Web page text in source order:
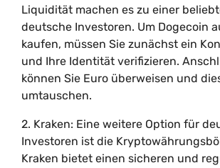
Liquidität machen es zu einer
deutsche Investoren. Um Dogecoin
kaufen, müssen Sie zunächst ein
und Ihre Identität verifizieren.
können Sie Euro überweisen und
umtauschen.
2. Kraken: Eine weitere Option für
Investoren ist die
Kraken bietet einen sicheren und